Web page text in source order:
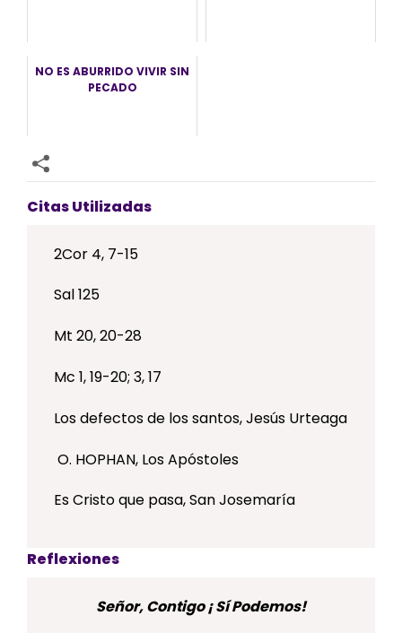
NO ES ABURRIDO VIVIR SIN
PECADO
Citas Utilizadas
2Cor 4, 7-15
Sal 125
Mt 20, 20-28
Mc 1, 19-20; 3, 17
Los defectos de los santos, Jesús Urteaga
O. HOPHAN, Los Apóstoles
Es Cristo que pasa, San Josemaría
Reflexiones
Señor, Contigo ¡ Sí Podemos!